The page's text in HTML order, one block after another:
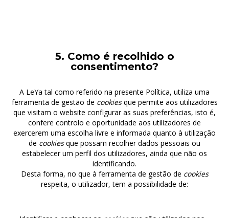
5. Como é recolhido o
consentimento?
A LeYa tal como referido na presente Política, utiliza uma
ferramenta de gestão de cookiesque permite aos utilizadores
que visitam o website configurar as suas preferências, isto é,
confere controlo e oportunidade aos utilizadores de
exercerem uma escolha livre e informada quanto à utilização
de cookiesque possam recolher dados pessoais ou
estabelecer um perfil dos utilizadores, ainda que não os
identificando.
Desta forma, no que à ferramenta de gestão de cookies
respeita, o utilizador, tem a possibilidade de: